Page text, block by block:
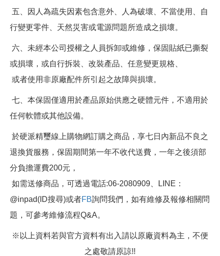
五、因人為疏失因素包含意外、人為破壞、不當使用、自
行變更零件、天然災害或電源問題所造成之損壞。
六、未經本公司授權之人員拆卸或維修，保固貼紙已撕裂
或損壞，或自行拆裝、改裝產品、任意變更規格、
或者使用非原廠配件所引起之故障與損壞。
七、本保固僅適用於產品原始供應之硬體元件，不適用於
任何軟體或其他設備。
於硬派精璽線上購物網訂購之商品，享七日內新品不良之
退換貨服務，保固期間第一年不收代送費，一年之後須部
分負擔運費200元，
如需送修商品，可透過電話:06-2080909、LINE：
@inpad(ID搜尋)或者FB詢問我們，如有維修及報修相關問
題，可參考維修流程Q&A。
※以上資料若與官方資料有出入請以原廠資料為主，不便
之處敬請原諒!!